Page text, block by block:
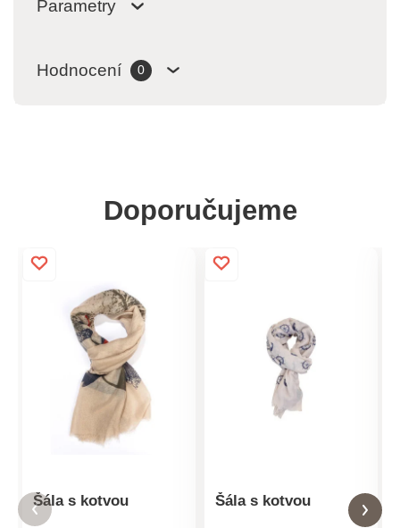
Parametry
Hodnocení 0
Doporučujeme
Šála s kotvou Šála s kotvou